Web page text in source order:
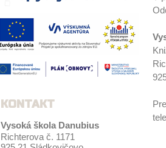
KONTAKT
Vysoká škola Danubius
Richterova č. 1171